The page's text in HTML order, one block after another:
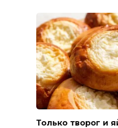
Только творог и